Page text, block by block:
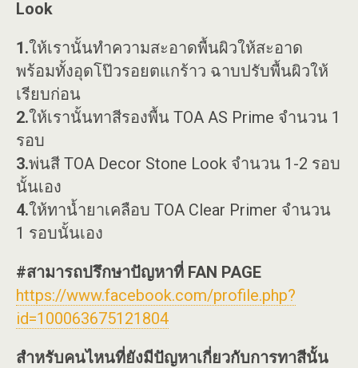
Look
1.ให้เรานั้นทำความสะอาดพื้นผิวให้สะอาด
พร้อมทั้งอุดโป๊วรอยตแกร้าว ฉาบปรับพื้นผิวให้
เรียบก่อน
2.ให้เรานั้นทาสีรองพื้น TOA AS Prime จำนวน 1
รอบ
3.พ่นสี TOA Decor Stone Look จำนวน 1-2 รอบ
นั้นเอง
4.ให้ทาน้ำยาเคลือบ TOA Clear Primer จำนวน
1 รอบนั้นเอง
#สามารถปรึกษาปัญหาที่ FAN PAGE
https://www.facebook.com/profile.php?
id=100063675121804
สำหรับคนไหนที่ยังมีปัญหาเกี่ยวกับการทาสีนั้น